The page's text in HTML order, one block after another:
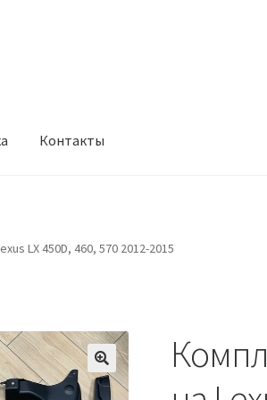
Контакты
LX 450D, 460, 570 2012-2015